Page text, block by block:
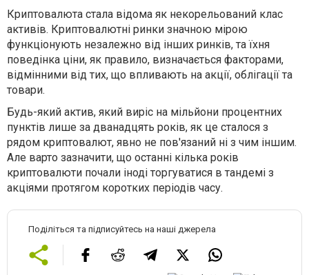
Криптовалюта стала відома як некорельований клас
активів. Криптовалютні ринки значною мірою
функціонують незалежно від інших ринків, та їхня
поведінка ціни, як правило, визначається факторами,
відмінними від тих, що впливають на акції, облігації та
товари.
Будь-який актив, який виріс на мільйони процентних
пунктів лише за дванадцять років, як це сталося з
рядом криптовалют, явно не пов'язаний ні з чим іншим.
Але варто зазначити, що останні кілька років
криптовалюти почали іноді торгуватися в тандемі з
акціями протягом коротких періодів часу.
Поділіться та підписуйтесь на наші джерела